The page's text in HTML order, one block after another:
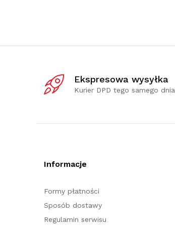
Ekspresowa wysyłka
Kurier DPD tego samego dnia
Informacje
Formy płatności
Sposób dostawy
Regulamin serwisu